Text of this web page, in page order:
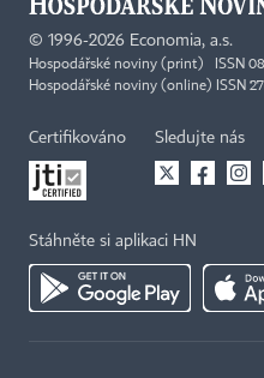
© 1996-2026 Economia, a.s.
Hospodářské noviny (print) ISSN
Hospodářské noviny (online) ISSN
Certifikováno Sledujte nás
Stáhněte si aplikaci HN